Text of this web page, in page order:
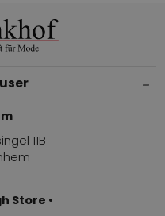
11B
Store •